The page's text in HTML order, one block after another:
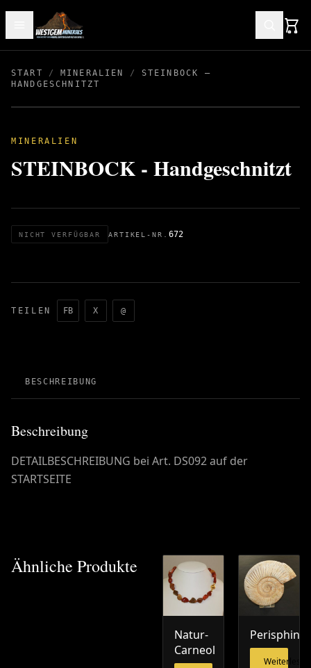
START / MINERALIEN /
STEINBOCK –
HANDGESCHNITZT
MINERALIEN
STEINBOCK - Handgeschnitzt
NICHT VERFÜGBAR ARTIKEL-NR. 672
TEILEN FB X @
BESCHREIBUNG
Beschreibung
DETAILBESCHREIBUNG bei Art. DS092 auf der
STARTSEITE
Ähnliche Produkte
Natur-
Carneol
Weiterlesen